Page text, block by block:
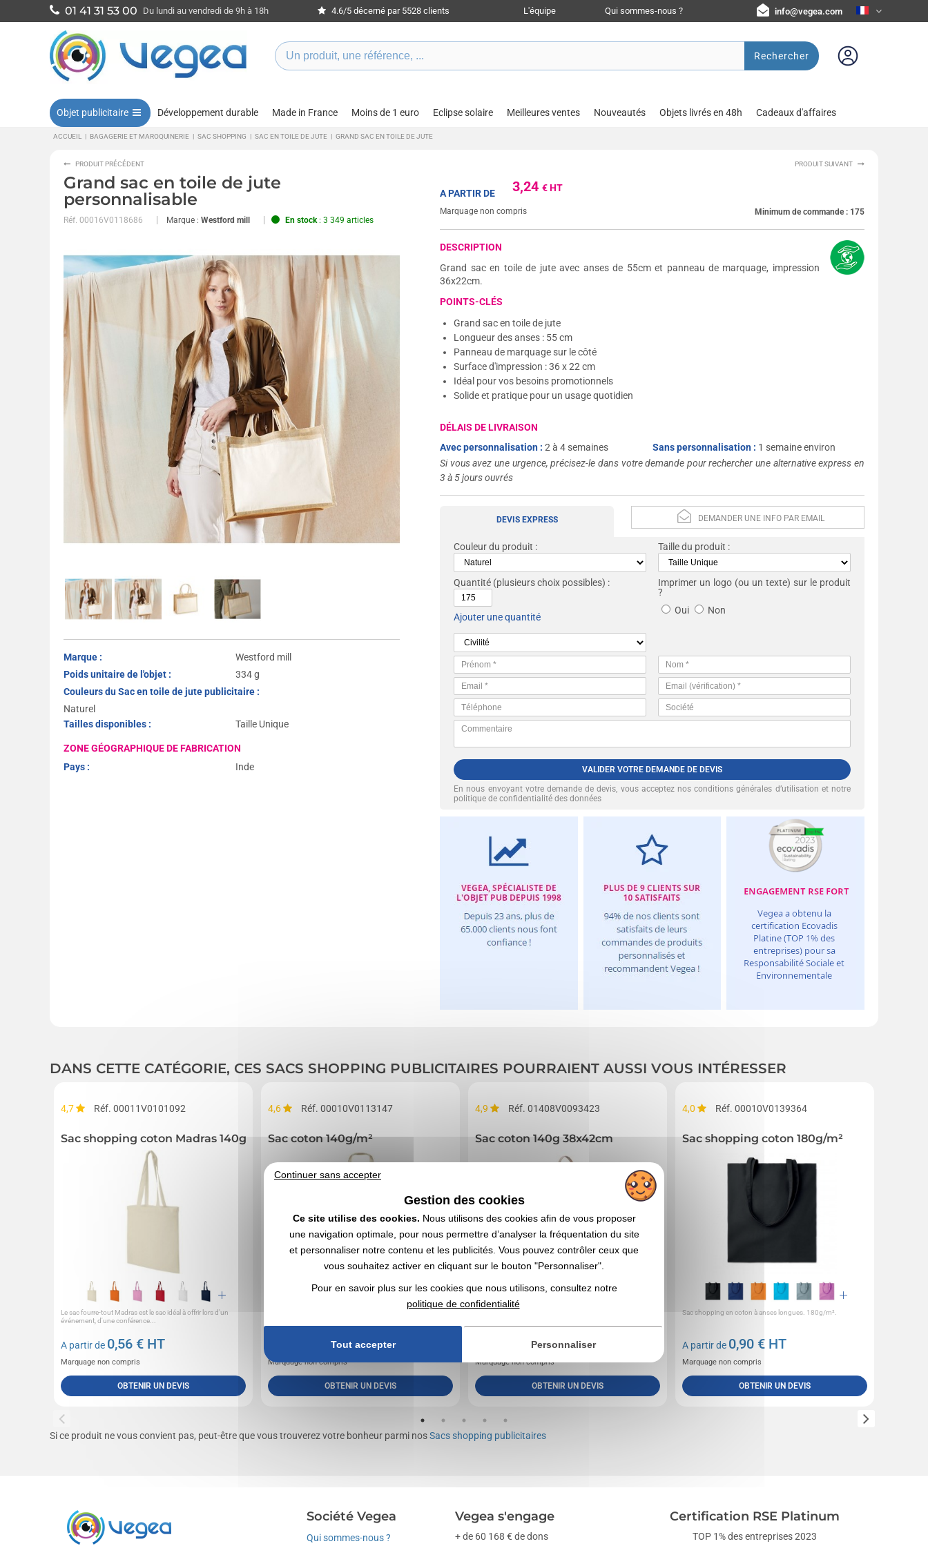
01 41 31 53 00 Du lundi au vendredi de 9h à 18h 4.6/5 décerné par 5528 clients L'équipe Qui sommes-nous ? info@vegea.com
Rechercher
Objet publicitaire Développement durable Made in France Moins de 1 euro Eclipse solaire Meilleures ventes Nouveautés Objets livrés en 48h Cadeaux d'affaires
ACCUEIL | BAGAGERIE ET MAROQUINERIE | SAC SHOPPING | SAC EN TOILE DE JUTE | GRAND SAC EN TOILE DE JUTE
PRODUIT PRÉCÉDENT PRODUIT SUIVANT
Grand sac en toile de jute
personnalisable
Réf. 00016V0118686 Marque : Westford mill En stock: 3 349 articles
Marque :
Westford mill
Poids unitaire de l'objet :
334 g
Couleurs du Sac en toile de jute publicitaire :
Naturel
Tailles disponibles :
Taille Unique
ZONE GÉOGRAPHIQUE DE FABRICATION
Pays :
Inde
3,24€ HT
A PARTIR DE
Marquage non compris Minimum de commande : 175
DESCRIPTION
Grand sac en toile de jute avec anses de 55cm et panneau de marquage, impression
36x22cm.
POINTS-CLÉS
Grand sac en toile de jute
Longueur des anses : 55 cm
Panneau de marquage sur le côté
Surface d'impression : 36 x 22 cm
Idéal pour vos besoins promotionnels
Solide et pratique pour un usage quotidien
DÉLAIS DE LIVRAISON
Avec personnalisation :2 à 4 semaines Sans personnalisation : 1 semaine environ
Si vous avez une urgence, précisez-le dans votre demande pour rechercher une alternative express en
3 à 5 jours ouvrés
DEMANDER UNE INFO PAR EMAIL
DEVIS EXPRESS
Couleur du produit : Taille du produit :
Quantité (plusieurs choix possibles) :
Ajouter une quantité
Imprimer un logo (ou un texte) sur le produit
?
Oui
Non
VALIDER VOTRE DEMANDE DE DEVIS
En nous envoyant votre demande de devis, vous acceptez nosconditions générales d’utilisation et notre
politique de confidentialité des données
DANS CETTE CATÉGORIE, CES SACS SHOPPING PUBLICITAIRES POURRAIENT AUSSI VOUS INTÉRESSER
4,7 Réf. 00011V0101092
Sac shopping coton Madras 140g/m² 7L naturel
Le sac fourre-tout Madras est le sac idéal à offrir lors d'un
événement, d'une conférence...
A partir de 0,56 € HT
Marquage non compris
OBTENIR UN DEVIS
4,6 Réf. 00010V0113147
Sac coton 140g/m²
0,61€ HT
Marquage non compris
OBTENIR UN DEVIS
4,9 Réf. 01408V0093423
Sac coton 140g 38x42cm
0,64€ HT
Marquage non compris
OBTENIR UN DEVIS
4,0 Réf. 00010V0139364
Sac shopping coton 180g/m²
Sac shopping en coton à anses longues. 180g/m².
A partir de 0,90 € HT
Marquage non compris
OBTENIR UN DEVIS
Si ce produit ne vous convient pas, peut-être que vous trouverez votre bonheur parmi nosSacs shopping publicitaires
Société Vegea
Qui sommes-nous ?
Vegea s'engage
+ de 60 168 € de dons
Certification RSE Platinum
TOP 1% des entreprises 2023
Continuer sans accepter
Gestion des cookies
Ce site utilise des cookies. Nous utilisons des cookies afin de vous proposer
une navigation optimale, pour nous permettre d’analyser la fréquentation du site
et personnaliser notre contenu et les publicités. Vous pouvez contrôler ceux que
vous souhaitez activer en cliquant sur le bouton "Personnaliser".
Pour en savoir plus sur les cookies que nous utilisons, consultez notre
politique de confidentialité
Tout accepter Personnaliser